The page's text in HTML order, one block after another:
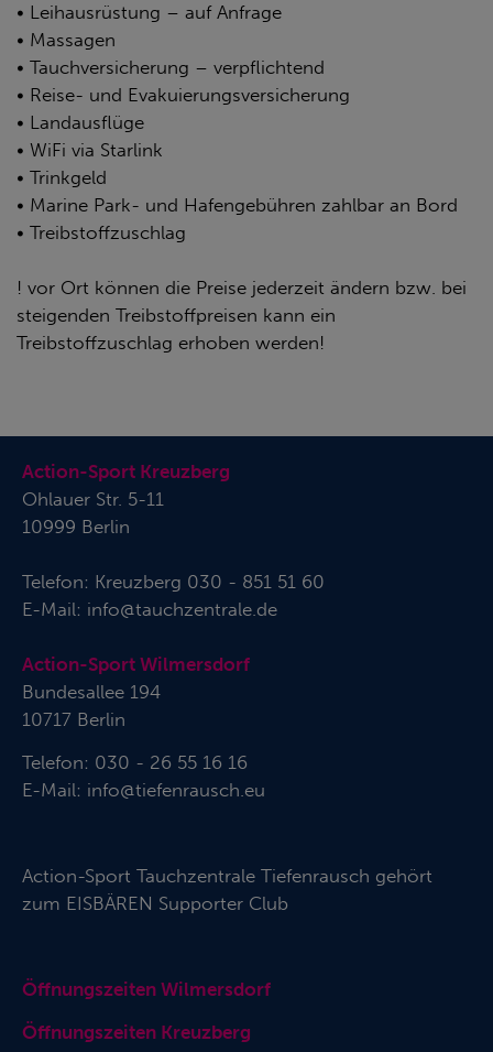
• Leihausrüstung – auf Anfrage
• Massagen
• Tauchversicherung – verpflichtend
• Reise- und Evakuierungsversicherung
• Landausflüge
• WiFi via Starlink
• Trinkgeld
• Marine Park- und Hafengebühren zahlbar an Bord
• Treibstoffzuschlag
! vor Ort können die Preise jederzeit ändern bzw. bei
steigenden Treibstoffpreisen kann ein
Treibstoffzuschlag erhoben werden!
Action-Sport Kreuzberg
Ohlauer Str. 5-11
10999 Berlin
Telefon: Kreuzberg 030 - 851 51 60
E-Mail: info@tauchzentrale.de
Action-Sport Wilmersdorf
Bundesallee 194
10717 Berlin
Telefon: 030 - 26 55 16 16
E-Mail: info@tiefenrausch.eu
Action-Sport Tauchzentrale Tiefenrausch gehört
zum EISBÄREN Supporter Club
Öffnungszeiten Wilmersdorf
Öffnungszeiten Kreuzberg